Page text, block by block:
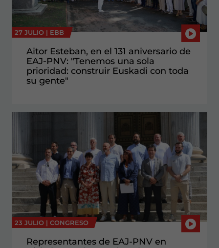
27 JULIO | EBB
Aitor Esteban, en el 131 aniversario de
EAJ-PNV: "Tenemos una sola
prioridad: construir Euskadi con toda
su gente"
23 JULIO | CONGRESO
Representantes de EAJ-PNV en